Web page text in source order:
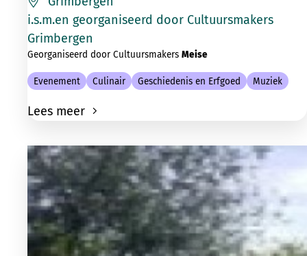
i.s.m.en georganiseerd door Cultuursmakers
Grimbergen
Georganiseerd door Cultuursmakers Meise
Evenement Culinair Geschiedenis en Erfgoed Muziek
Lees meer